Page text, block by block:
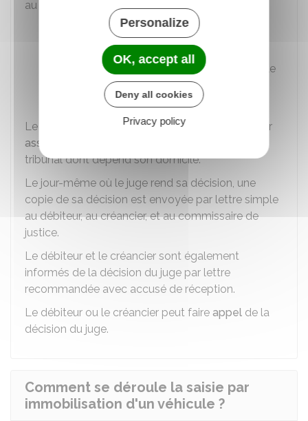
au moins un des motifs suivants :
Le véhicule n'appartient pas au débiteur
Le débiteur utilise personnellement le
véhicule pour son activité professionnelle
L'acte de signification n'est pas valable.
Le débiteur doit présenter cette contestation par
assignation devant le juge de l'exécution
tribunal dont dépend son domicile.
Le jour-même où le juge rend sa décision, une
copie de sa décision est envoyée par lettre simple
au débiteur, au créancier, et au commissaire de
justice.
Le débiteur et le créancier sont également
informés de la décision du juge par lettre
recommandée avec accusé de réception.
Le débiteur ou le créancier peut faire appel de la
décision du juge.
Comment se déroule la saisie par
immobilisation d'un véhicule ?
Personalize
OK, accept all
Deny all cookies
Privacy policy